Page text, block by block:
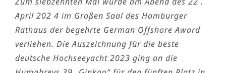
April 202 4 im Großen Saal des Hamburger
Rathaus der begehrte German Offshore Award
verliehen. Die Auszeichnung für die beste
deutsche Hochseeyacht 2023 ging an die